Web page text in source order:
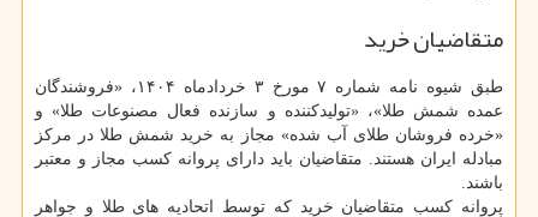
متقاضیان خرید
طبق شیوه نامه شماره ۷ مورخ ۳ خردادماه ۱۴۰۴، «فروشندگان
عمده شمش طلا»، «تولیدکننده و سازنده فعال مصنوعات طلا» و
«خرده فروشان طلای آب شده» مجاز به خرید شمش طلا در مرکز
مبادله ایران هستند. متقاضیان باید دارای پروانه کسب مجاز و معتبر
باشند.
پروانه کسب متقاضیان خرید که توسط اتحادیه های طلا و جواهر